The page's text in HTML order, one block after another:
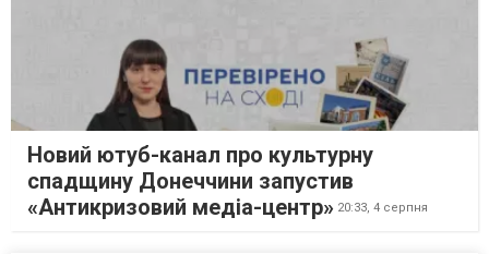
Новий ютуб-канал про культурну
спадщину Донеччини запустив
«Антикризовий медіа-центр» 20:33, 4 серпня